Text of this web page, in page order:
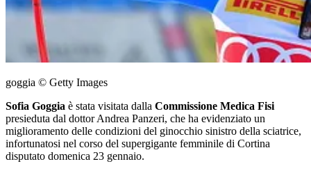
goggia © Getty Images
Sofia Goggia è stata visitata dalla Commissione Medica Fisi
presieduta dal dottor Andrea Panzeri, che ha evidenziato un
miglioramento delle condizioni del ginocchio sinistro della sciatrice,
infortunatosi nel corso del supergigante femminile di Cortina
disputato domenica 23 gennaio.